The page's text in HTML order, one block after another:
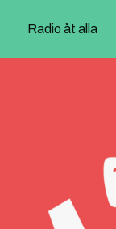
Radio åt alla